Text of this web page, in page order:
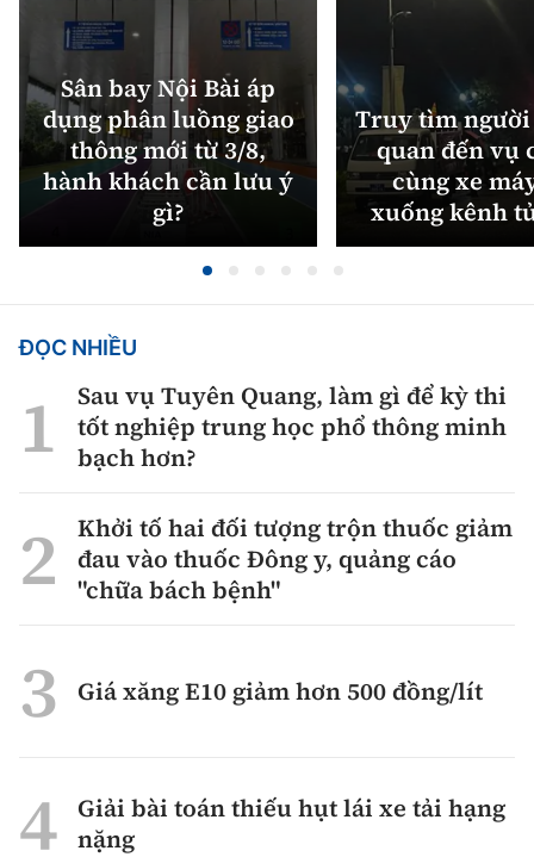
Sân bay Nội Bài áp
dụng phân luồng giao
thông mới từ 3/8,
hành khách cần lưu ý
gì?
Truy tìm
quan đến vụ
cùng xe
xuống kênh
ĐỌC NHIỀU
Sau vụ Tuyên Quang, làm gì để kỳ thi
tốt nghiệp trung học phổ thông minh
bạch hơn?
Khởi tố hai đối tượng trộn thuốc giảm
đau vào thuốc Đông y, quảng cáo
"chữa bách bệnh"
Giá xăng E10 giảm hơn 500 đồng/lít
Giải bài toán thiếu hụt lái xe tải hạng
nặng